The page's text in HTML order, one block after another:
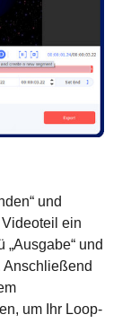
und
ein
und
Anschließend
um Ihr Loop-